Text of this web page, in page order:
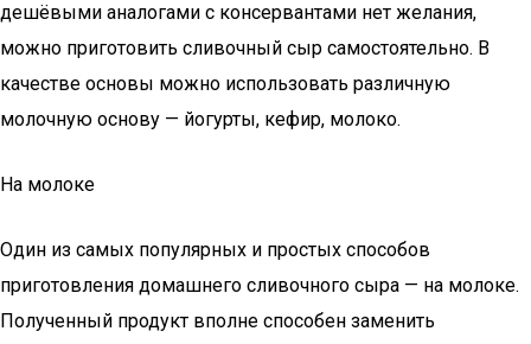
дешёвыми аналогами с консервантами нет желания,
можно приготовить сливочный сыр самостоятельно. В
качестве основы можно использовать различную
молочную основу — йогурты, кефир, молоко.
На молоке
Один из самых популярных и простых способов
приготовления домашнего сливочного сыра — на молоке.
Полученный продукт вполне способен заменить